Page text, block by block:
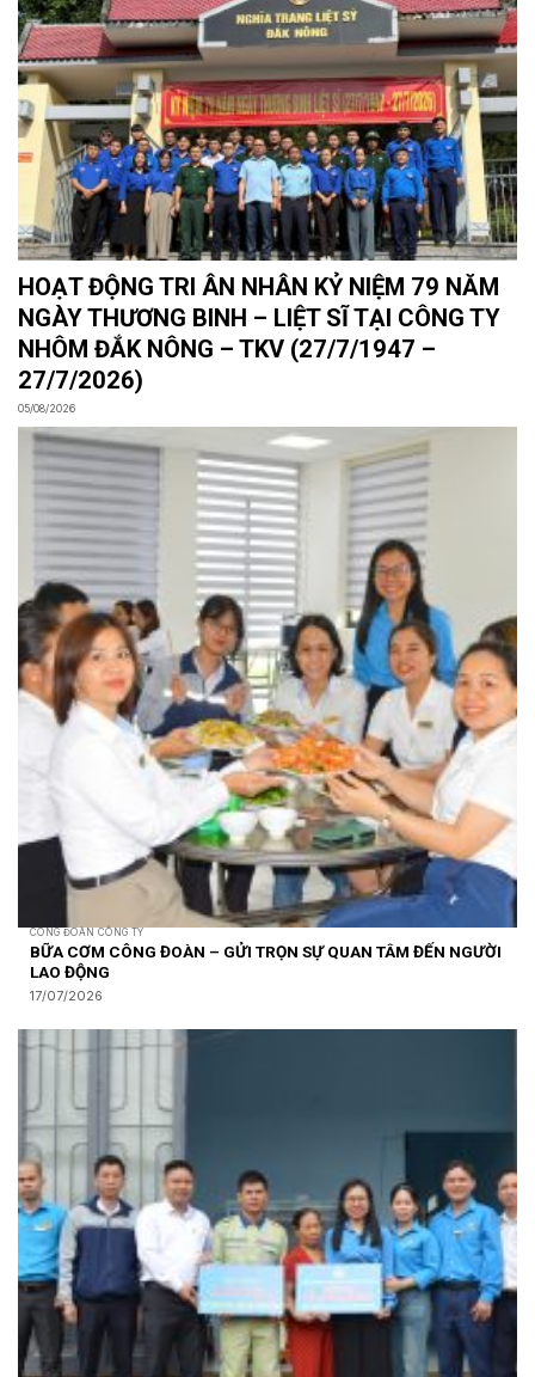
HOẠT ĐỘNG TRI ÂN NHÂN KỶ NIỆM 79 NĂM
NGÀY THƯƠNG BINH – LIỆT SĨ TẠI CÔNG TY
NHÔM ĐẮK NÔNG – TKV (27/7/1947 –
27/7/2026)
05/08/2026
CÔNG ĐOÀN CÔNG TY
BỮA CƠM CÔNG ĐOÀN – GỬI TRỌN SỰ QUAN TÂM ĐẾN NGƯỜI
LAO ĐỘNG
17/07/2026